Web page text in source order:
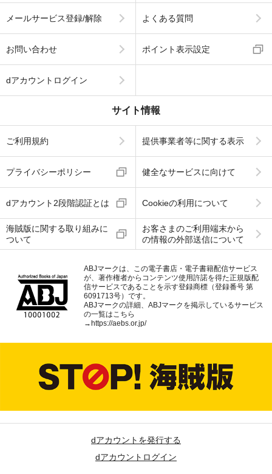
メールサービス登録/解除 よくある質問
お問い合わせ ポイント表示設定
dアカウントログイン
サイト情報
ご利用規約 提供事業者等に関する表示
プライバシーポリシー 健全なサービスに向けて
dアカウント2段階認証とは Cookieの利用について
海賊版に関する取り組みに
ついて
お客さまのご利用端末から
の情報の外部送信について
ABJマークは、この電子書店・電子書籍配信サービス
が、著作権者からコンテンツ使用許諾を得た正規版配
信サービスであることを示す登録商標（登録番号 第
6091713号）です。
ABJマークの詳細、ABJマークを掲示しているサービス
の一覧はこちら
→ https://aebs.or.jp/
dアカウントを発行する
dアカウントログイン